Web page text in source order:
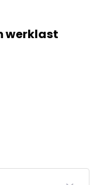
werklast